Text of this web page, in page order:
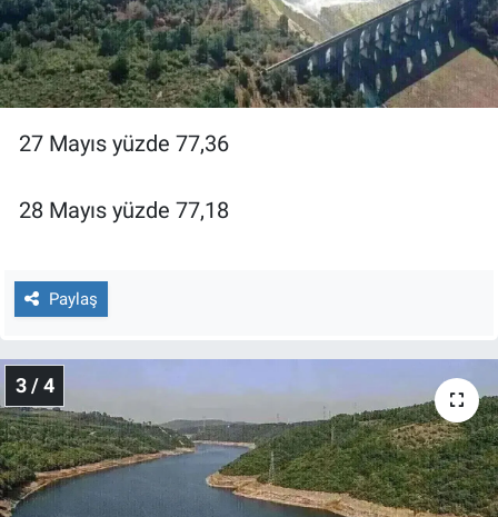
27 Mayıs yüzde 77,36
28 Mayıs yüzde 77,18
Paylaş
3 / 4
Sağlık
Spor
Yerel Gündem
Canlı Yayın